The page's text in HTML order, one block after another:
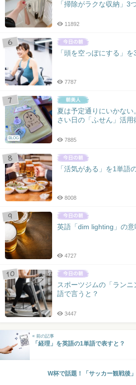
「掃除がラクな収納」3
11892
「頭を空っぽにする」
7787
BLOG
夏は予定通りにいかない
さい日の「ふせん」活用
7885
「活気がある」を1単語
8008
英語「dim lighting」の意
4727
スポーツジムの「ラン
語で言うと？
3447
« 前の記事
「経理」を英語の1単語で表すと？
W杯で話題！「サッカー観戦後